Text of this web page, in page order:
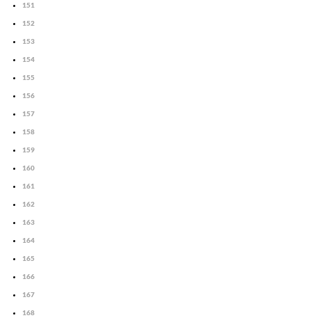
151
152
153
154
155
156
157
158
159
160
161
162
163
164
165
166
167
168